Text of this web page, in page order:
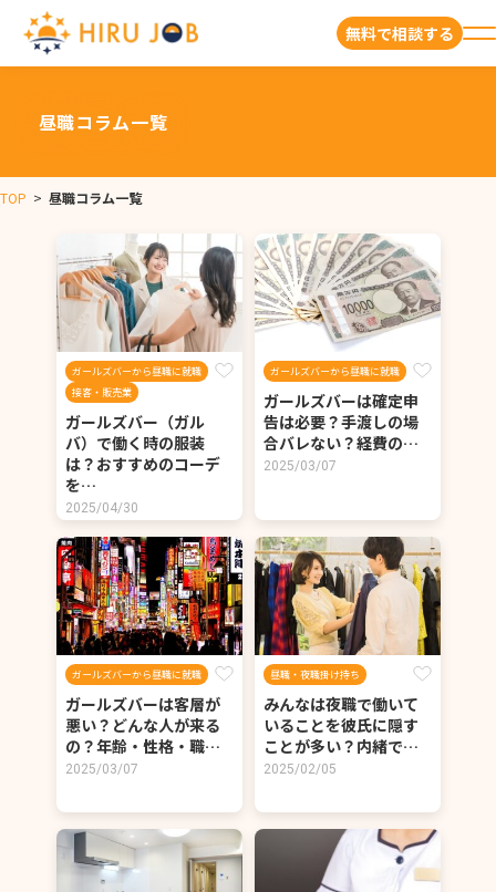
無料で相談する
昼職コラム一覧
TOP > 昼職コラム一覧
ガールズバーから昼職に就職
接客・販売業
ガールズバー（ガル
バ）で働く時の服装
は？おすすめのコーデ
を…
2025/04/30
ガールズバーから昼職に就職
ガールズバーは確定申
告は必要？手渡しの場
合バレない？経費の…
2025/03/07
ガールズバーから昼職に就職
ガールズバーは客層が
悪い？どんな人が来る
の？年齢・性格・職…
2025/03/07
昼職・夜職掛け持ち
みんなは夜職で働いて
いることを彼氏に隠す
ことが多い？内緒で…
2025/02/05